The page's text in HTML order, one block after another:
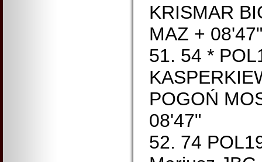
KRISMAR
MAZ + 08'47"
51. 54 *
POGOŃ
08'47"
52. 74